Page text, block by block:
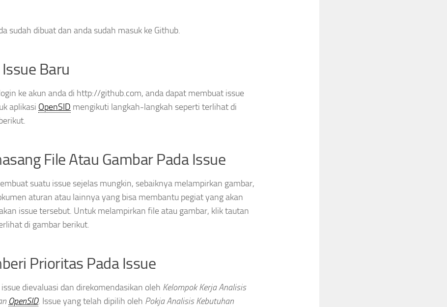
sudah dibuat dan anda sudah masuk ke Github.
Baru
ke akun anda di http://github.com, anda dapat membuat issue
aplikasi OpenSID mengikuti langkah-langkah seperti terlihat di
File Atau Gambar Pada Issue
suatu issue sejelas mungkin, sebaiknya melampirkan gambar,
aturan atau lainnya yang bisa membantu pegiat yang akan
issue tersebut. Untuk melampirkan file atau gambar, klik tautan
di gambar berikut.
Prioritas Pada Issue
dievaluasi dan direkomendasikan oleh Kelompok Kerja Analisis
OpenSID. Issue yang telah dipilih oleh Pokja Analisis Kebutuhan